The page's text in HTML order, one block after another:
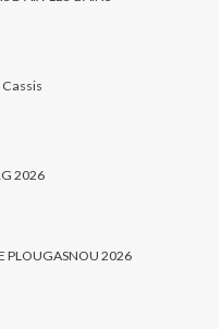
2026
PLOUGASNOU 2026